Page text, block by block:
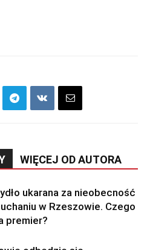
WIĘCEJ OD AUTORA
ukarana za nieobecność
w Rzeszowie. Czego
premier?